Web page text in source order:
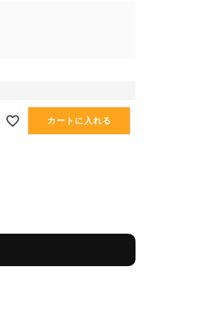
カートに入れる